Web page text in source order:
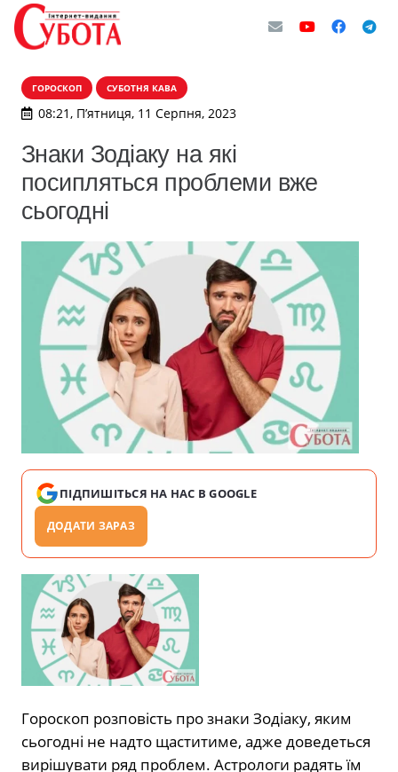
ГОРОСКОП СУБОТНЯ КАВА
08:21, П’ятниця, 11 Серпня, 2023
Знаки Зодіаку на які
посипляться проблеми вже
сьогодні
ПІДПИШІТЬСЯ НА НАС В GOOGLE
ДОДАТИ ЗАРАЗ
Гороскоп розповість про знаки Зодіаку, яким
сьогодні не надто щаститиме, адже доведеться
вирішувати ряд проблем. Астрологи радять їм